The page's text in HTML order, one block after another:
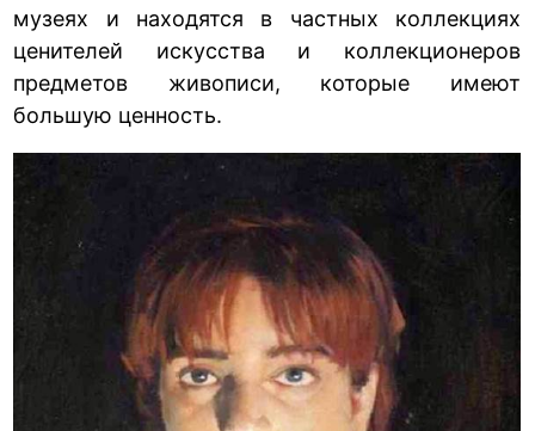
музеях и находятся в частных коллекциях
ценителей искусства и коллекционеров
предметов живописи, которые имеют
большую ценность.